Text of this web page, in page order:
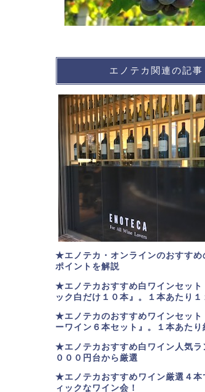
エノテカ関連の記事
★エノテカ・オンラインのおすすめ
ポイントを解説
★エノテカおすすめ白ワインセット
ック白だけ１０本』。１本あたり１
★エノテカのおすすめワインセット
ーワイン６本セット』。
１本あた
★エノテカおすすめ白ワイン人気
０００円台から厳選
★エノテカおすすめワイン厳選４本
ィックなワイン会！